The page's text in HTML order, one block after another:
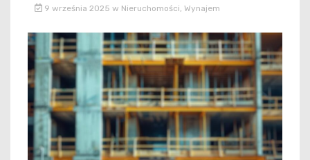
9 września 2025 w Nieruchomości Wynajem